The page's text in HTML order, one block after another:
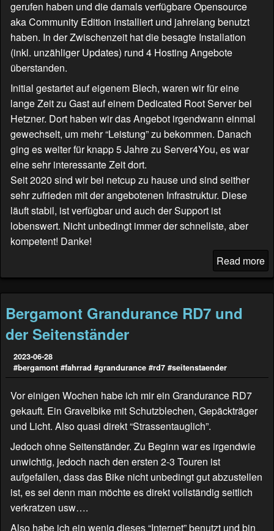
gerufen haben und die damals verfügbare Opensource
aka Community Edition installiert und jahrelang benutzt
haben. In der Zwischenzeit hat die besagte Installation
(inkl. unzähliger Updates) rund 4 Hosting Angebote
überstanden.
Initial gestartet auf eigenem Blech, waren wir für eine
lange Zeit zu Gast auf einem Dedicated Root Server bei
Hetzner. Dort haben wir das Angebot irgendwann einmal
gewechselt, um mehr “Leistung” zu bekommen. Danach
ging es weiter für knapp 5 Jahre zu Server4You, es war
eine sehr interessante Zeit dort.
Seit 2020 sind wir bei netcup zu hause und sind seither
sehr zufrieden mit der angebotenen Infrastruktur. Diese
läuft stabil, ist verfügbar und auch der Support ist
lobenswert. Nicht unbedingt immer der schnellste, aber
kompetent! Danke!
Read more
Bergamont Grandurance RD7 und
der Seitenständer
2023-06-28
#bergamont #fahrrad #grandurance #rd7 #seitenstaender
Vor einigen Wochen habe ich mir ein Grandurance RD7
gekauft. Ein Gravelbike mit Schutzblechen, Gepäckträger
und Licht. Also quasi direkt “Strassentauglich”.
Jedoch ohne Seitenständer. Zu Beginn war es irgendwie
unwichtig, jedoch nach den ersten 2-3 Touren ist
aufgefallen, dass das Bike nicht unbedingt gut abzustellen
ist, es sei denn man möchte es direkt vollständig seitlich
verkratzen usw….
Also habe ich ein wenig dieses “Internet” benutzt und bin